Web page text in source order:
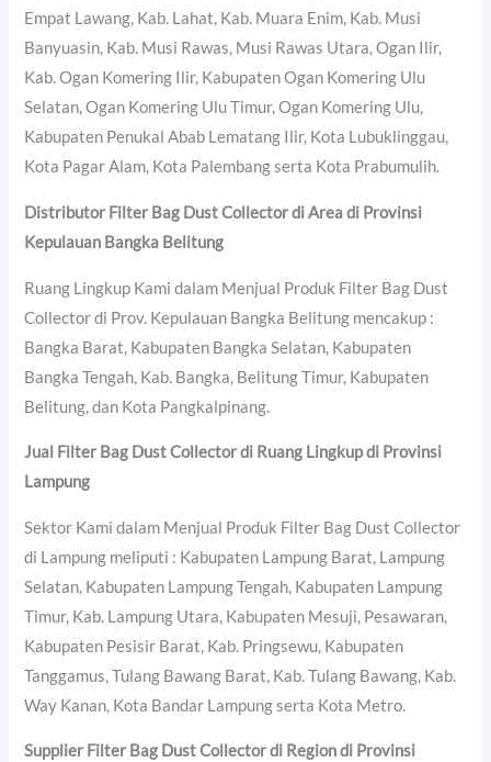
Empat Lawang, Kab. Lahat, Kab. Muara Enim, Kab. Musi
Banyuasin, Kab. Musi Rawas, Musi Rawas Utara, Ogan Ilir,
Kab. Ogan Komering Ilir, Kabupaten Ogan Komering Ulu
Selatan, Ogan Komering Ulu Timur, Ogan Komering Ulu,
Kabupaten Penukal Abab Lematang Ilir, Kota Lubuklinggau,
Kota Pagar Alam, Kota Palembang serta Kota Prabumulih.
Distributor Filter Bag Dust Collector di Area di Provinsi
Kepulauan Bangka Belitung
Ruang Lingkup Kami dalam Menjual Produk Filter Bag Dust
Collector di Prov. Kepulauan Bangka Belitung mencakup :
Bangka Barat, Kabupaten Bangka Selatan, Kabupaten
Bangka Tengah, Kab. Bangka, Belitung Timur, Kabupaten
Belitung, dan Kota Pangkalpinang.
Jual Filter Bag Dust Collector di Ruang Lingkup di Provinsi
Lampung
Sektor Kami dalam Menjual Produk Filter Bag Dust Collector
di Lampung meliputi : Kabupaten Lampung Barat, Lampung
Selatan, Kabupaten Lampung Tengah, Kabupaten Lampung
Timur, Kab. Lampung Utara, Kabupaten Mesuji, Pesawaran,
Kabupaten Pesisir Barat, Kab. Pringsewu, Kabupaten
Tanggamus, Tulang Bawang Barat, Kab. Tulang Bawang, Kab.
Way Kanan, Kota Bandar Lampung serta Kota Metro.
Supplier Filter Bag Dust Collector di Region di Provinsi